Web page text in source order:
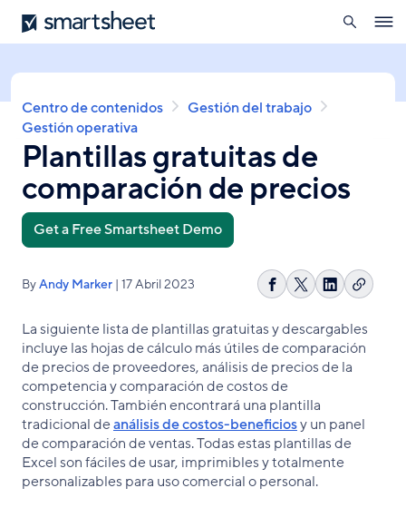
Pasar
al
principal
Smartsheet
búsqueda
Sobrescribir
enlaces
de
ayuda
a
la
navegación
Centro de contenidos
Gestión del trabajo
Gestión operativa
Plantillas gratuitas de
comparación de precios
Get a Free Smartsheet Demo
ByAndy Marker | 17 Abril 2023
Compartir
Facebook
Share
X
Compartir
LinkedIn
Copiar
La siguiente lista de plantillas gratuitas y descargables
incluye las hojas de cálculo más útiles de comparación
de precios de proveedores, análisis de precios de la
competencia y comparación de costos de
construcción. También encontrará una plantilla
tradicional deanálisis de costos-beneficiosy un panel
de comparación de ventas. Todas estas plantillas de
Excel son fáciles de usar, imprimibles y totalmente
personalizables para uso comercial o personal.